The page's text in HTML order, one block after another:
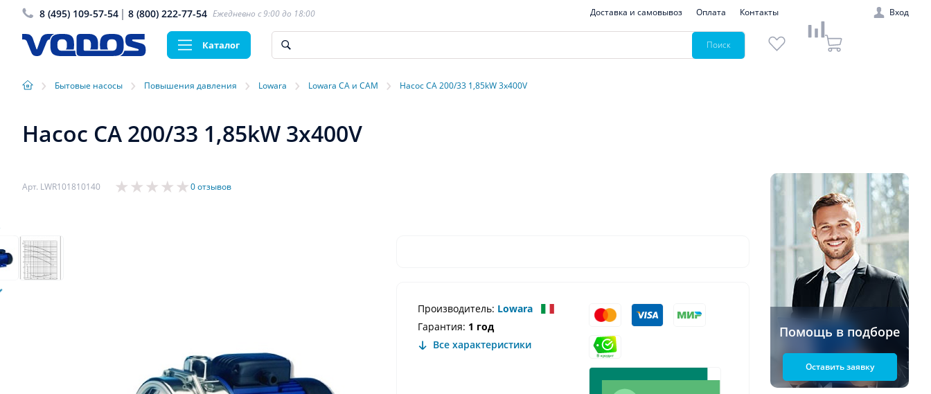
8 (495) 109-57-54 8 (800) 222-77-54 Ежедневно с 9:00 до 18:00 Доставка и самовывоз Оплата Контакты Вход
Каталог Поиск
› Бытовые насосы › Повышения давления › Lowara › Lowara CA и CAM › Насос CA 200/33 1,85kW 3x400V
Насос CA 200/33 1,85kW 3x400V
Арт. LWR101810140 0 отзывов
Производитель: Lowara
Гарантия: 1 год
Все характеристики
Помощь в подборе
Оставить заявку